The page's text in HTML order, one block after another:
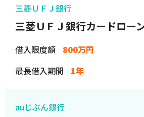
三菱ＵＦＪ銀行
三菱ＵＦＪ銀行カードロー
借入限度額
800万円
最長借入期間
1年
auじぶん銀行